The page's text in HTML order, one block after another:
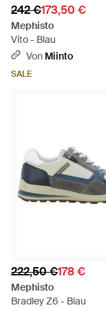
242 €173,50 €
Mephisto
Vito - Blau
Von Miinto
SALE
222,50 €178 €
Mephisto
Bradley Z6 - Blau